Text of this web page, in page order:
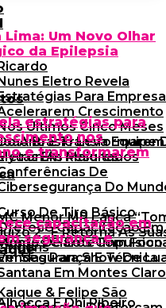
Eletro Revela
Para
Crescimento
Últimos Cinco Meses
Ano E Transformarem
Em Resultados
De Tiro Básico
Capacitação Em
Claros Com Foco
Segurança E Técnica
Brasio Leva Equipe
Às Maiores
De
Do
De Lote
Para Show De
Em Montes
Menor MR Lança
2” E Retorna Às
E Dhi Ribeiro
& Felipe São
Um Novo Olhar
da Epilepsia
estratégias para
nos
e transformarem
capacitação em
segurança e